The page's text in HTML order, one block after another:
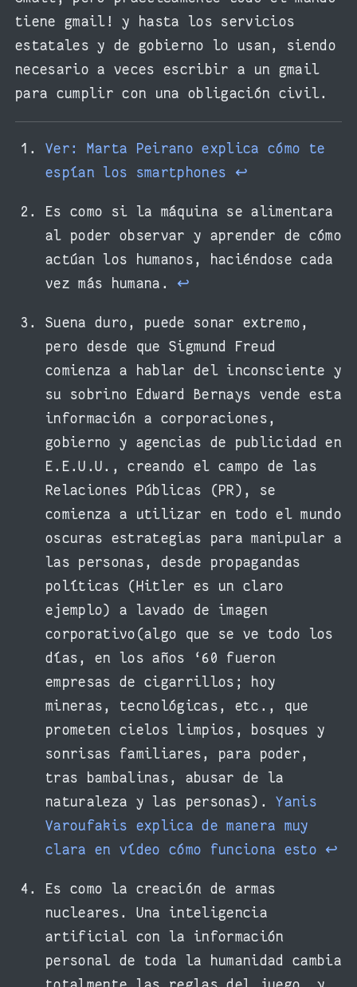
tiene gmail! y hasta los servicios
estatales y de gobierno lo usan, siendo
necesario a veces escribir a un gmail
para cumplir con una obligación civil.
Ver: Marta Peirano explica cómo te
espían los smartphones
↩︎
Es como si la máquina se alimentara
al poder observar y aprender de cómo
actúan los humanos, haciéndose cada
vez más humana. ↩︎
Suena duro, puede sonar extremo,
pero desde que Sigmund Freud
comienza a hablar del inconsciente y
su sobrino Edward Bernays vende esta
información a corporaciones,
gobierno y agencias de publicidad en
E.E.U.U., creando el campo de las
Relaciones Públicas (PR), se
comienza a utilizar en todo el mundo
oscuras estrategias para manipular a
las personas, desde propagandas
políticas (Hitler es un claro
ejemplo) a lavado de imagen
corporativo(algo que se ve todo los
días, en los años ‘60 fueron
empresas de cigarrillos; hoy
mineras, tecnológicas, etc., que
prometen cielos limpios, bosques y
sonrisas familiares, para poder,
tras bambalinas, abusar de la
naturaleza y las personas).Yanis
Varoufakis explica de manera muy
clara en vídeo cómo funciona esto
↩︎
Es como la creación de armas
nucleares. Una inteligencia
artificial con la información
personal de toda la humanidad cambia